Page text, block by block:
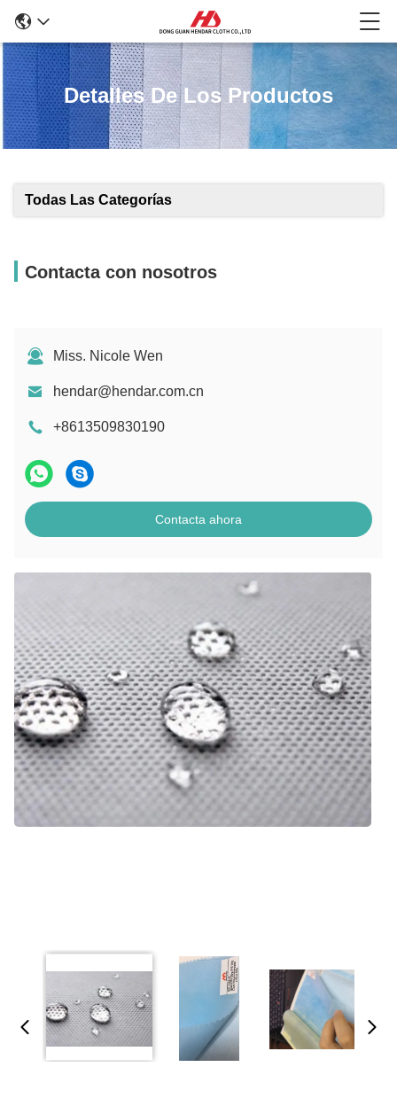
Detalles De Los Productos
Todas Las Categorías
Contacta con nosotros
Miss. Nicole Wen
hendar@hendar.com.cn
+8613509830190
Contacta ahora